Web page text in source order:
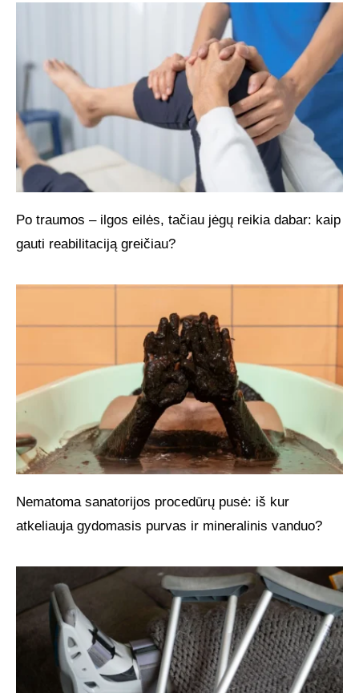
Po traumos – ilgos eilės, tačiau jėgų reikia dabar: kaip
gauti reabilitaciją greičiau?
Nematoma sanatorijos procedūrų pusė: iš kur
atkeliauja gydomasis purvas ir mineralinis vanduo?